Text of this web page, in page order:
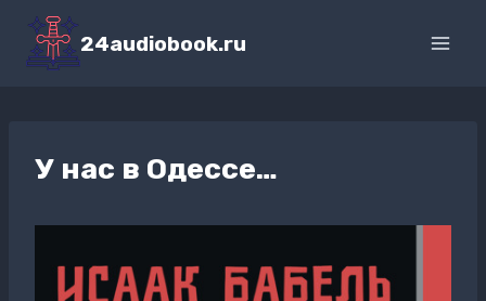
Перейти
содержимому
24audiobook.ru
У нас в Одессе…